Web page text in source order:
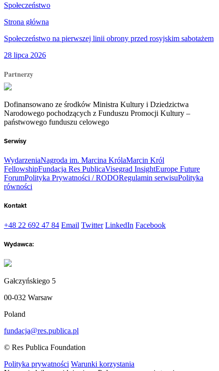
Społeczeństwo
Strona główna
Społeczeństwo na pierwszej linii obrony przed rosyjskim sabotażem
28 lipca 2026
Partnerzy
Dofinansowano ze środków Ministra Kultury i Dziedzictwa
Narodowego pochodzących z Funduszu Promocji Kultury –
państwowego funduszu celowego
Serwisy
WydarzeniaNagroda im. Marcina KrólaMarcin Król
FellowshipFundacja Res PublicaVisegrad InsightEurope Future
ForumPolityka Prywatności / RODORegulamin serwisuPolityka
równości
Kontakt
+48 22 692 47 84 Email Twitter LinkedIn Facebook
Wydawca:
Gałczyńskiego 5
00-032 Warsaw
Poland
fundacja@res.publica.pl
© Res Publica Foundation
Polityka prywatności Warunki korzystania